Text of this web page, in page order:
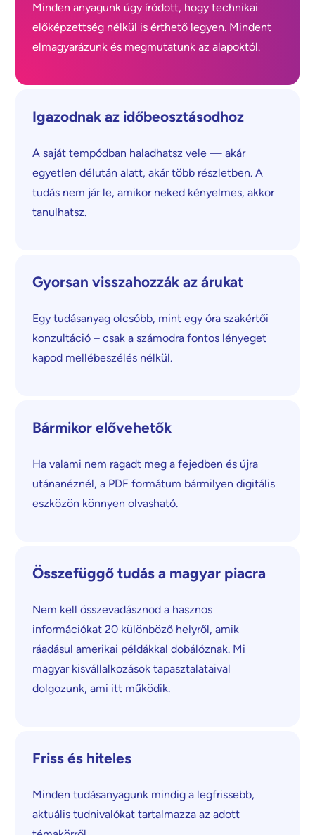
Minden anyagunk úgy íródott, hogy technikai
előképzettség nélkül is érthető legyen. Mindent
elmagyarázunk és megmutatunk az alapoktól.
Igazodnak az időbeosztásodhoz
A saját tempódban haladhatsz vele — akár
egyetlen délután alatt, akár több részletben. A
tudás nem jár le, amikor neked kényelmes, akkor
tanulhatsz.
Gyorsan visszahozzák az árukat
Egy tudásanyag olcsóbb, mint egy óra szakértői
konzultáció – csak a számodra fontos lényeget
kapod mellébeszélés nélkül.
Bármikor elővehetők
Ha valami nem ragadt meg a fejedben és újra
utánanéznél, a PDF formátum bármilyen digitális
eszközön könnyen olvasható.
Összefüggő tudás a magyar piacra
Nem kell összevadásznod a hasznos
információkat 20 különböző helyről, amik
ráadásul amerikai példákkal dobálóznak. Mi
magyar kisvállalkozások tapasztalataival
dolgozunk, ami itt működik.
Friss és hiteles
Minden tudásanyagunk mindig a legfrissebb,
aktuális tudnivalókat tartalmazza az adott